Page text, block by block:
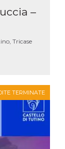
–
Tricase
TERMINATE